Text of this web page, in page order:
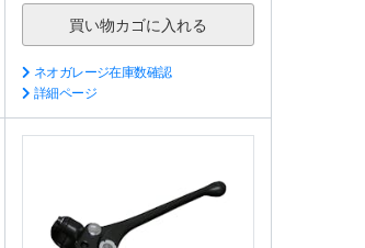
ネオガレージ在庫数確認
詳細ページ